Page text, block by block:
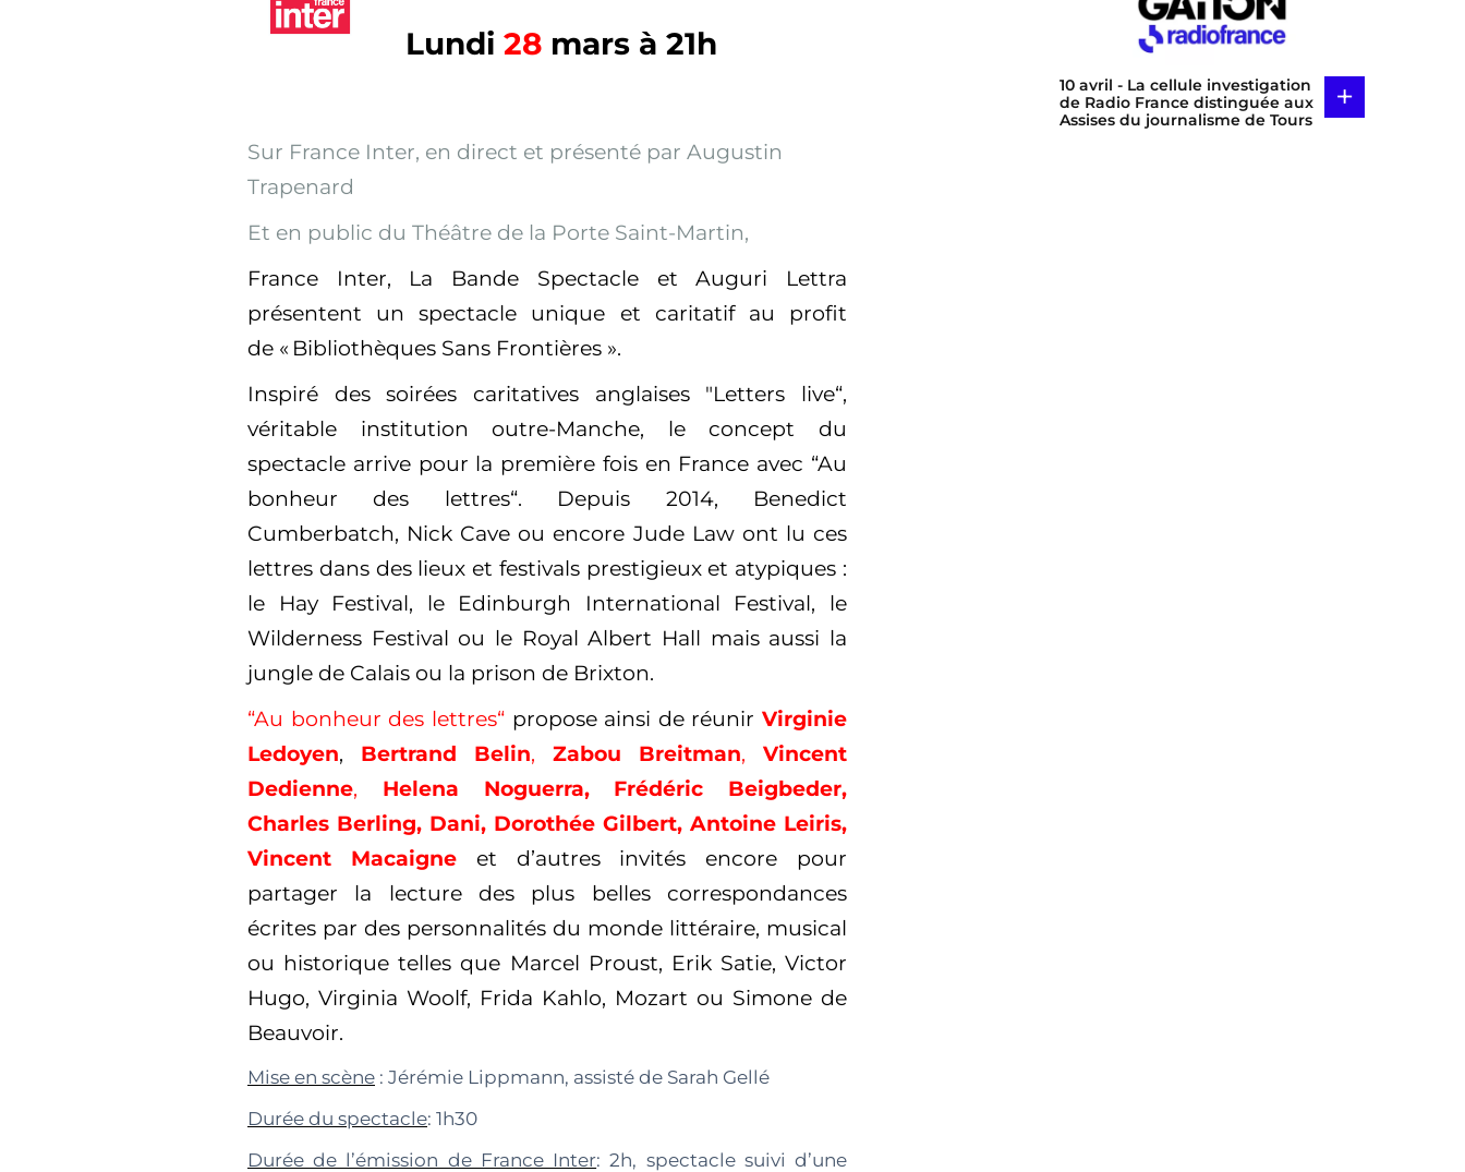
Lundi 28 mars à 21h
Sur France Inter, en direct et présenté par Augustin
Trapenard
Et en public du Théâtre de la Porte Saint-Martin,
France Inter, La Bande Spectacle et Auguri Lettra
présentent un spectacle unique et caritatif au profit
de « Bibliothèques Sans Frontières ».
Inspiré des soirées caritatives anglaises "Letters live“,
véritable institution outre-Manche, le concept du
spectacle arrive pour la première fois en France avec “Au
bonheur des lettres“. Depuis 2014, Benedict
Cumberbatch, Nick Cave ou encore Jude Law ont lu ces
lettres dans des lieux et festivals prestigieux et atypiques :
le Hay Festival, le Edinburgh International Festival, le
Wilderness Festival ou le Royal Albert Hall mais aussi la
jungle de Calais ou la prison de Brixton.
“Au bonheur des lettres“ propose ainsi de réunir Virginie
Ledoyen, Bertrand Belin, Zabou Breitman, Vincent
Dedienne, Helena Noguerra, Frédéric Beigbeder,
Charles Berling, Dani, Dorothée Gilbert, Antoine Leiris,
Vincent Macaigne
et d’autres invités encore
pour
partager la lecture des plus belles correspondances
écrites par des personnalités du monde littéraire, musical
ou historique telles que Marcel Proust, Erik Satie, Victor
Hugo, Virginia Woolf, Frida Kahlo, Mozart ou Simone de
Beauvoir.
Mise en scène : Jérémie Lippmann, assisté de Sarah Gellé
Durée du spectacle: 1h30
Durée de l’émission de France Inter: 2h, spectacle suivi d’une
10 avril - La cellule investigation
de Radio France distinguée aux
Assises du journalisme de Tours
+